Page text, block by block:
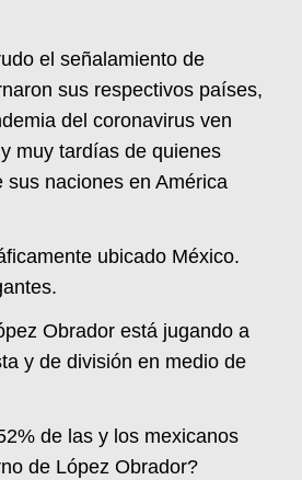
el señalamiento de
sus respectivos países,
del coronavirus ven
muy tardías de quienes
sus naciones en América
ubicado México.
Obrador está jugando a
y de división en medio de
de las y los mexicanos
de López Obrador?